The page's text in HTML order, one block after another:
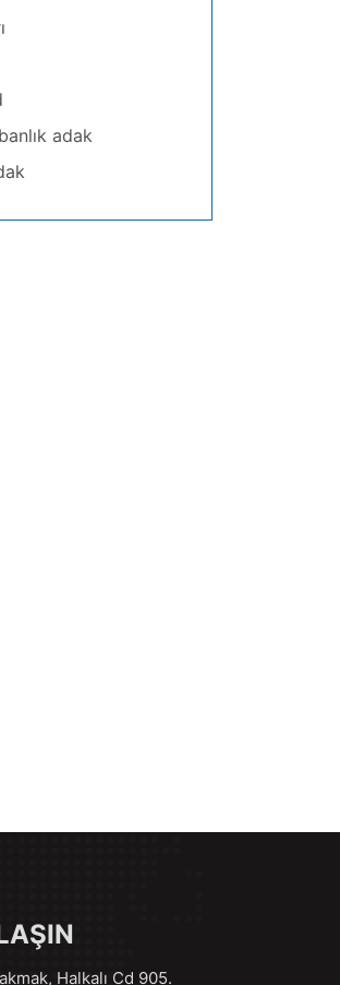
adak
Halkalı Cd 905.